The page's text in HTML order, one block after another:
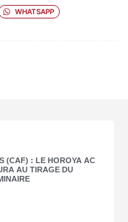
WHATSAPP
(CAF) : LE HOROYA AC
AU TIRAGE DU